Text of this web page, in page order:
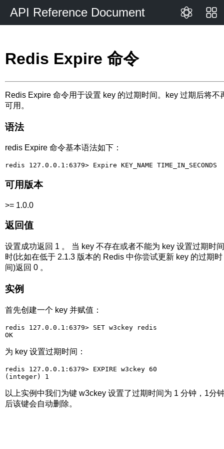
API Reference Document
Redis Expire 命令
Redis Expire 命令用于设置 key 的过期时间。key 过期后将不
可用。
语法
redis Expire 命令基本语法如下：
可用版本
>= 1.0.0
返回值
设置成功返回 1 。 当 key 不存在或者不能为 key 设置过期时间
时(比如在低于 2.1.3 版本的 Redis 中你尝试更新 key 的过期时
间)返回 0 。
实例
首先创建一个 key 并赋值：
redis 127.0.0.1:6379> SET w3ckey redis
为 key 设置过期时间：
redis 127.0.0.1:6379> EXPIRE w3ckey 60
以上实例中我们为键 w3ckey 设置了过期时间为 1 分钟，1分
后该键会自动删除。